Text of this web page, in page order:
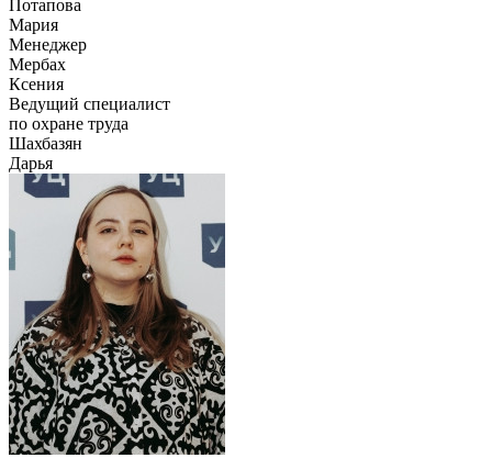
Потапова
Мария
Менеджер
Мербах
Ксения
Ведущий специалист
по охране труда
Шахбазян
Дарья